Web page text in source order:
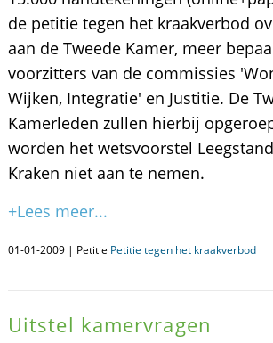
de petitie tegen het kraakverbod
aan de Tweede Kamer, meer
voorzitters van de commissies
Wijken, Integratie' en Justitie. De
Kamerleden zullen hierbij
worden het wetsvoorstel
Kraken niet aan te nemen.
+Lees meer...
01-01-2009 | Petitie Petitie tegen het kraakverbod
Uitstel kamervragen